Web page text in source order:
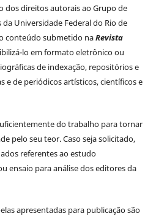
dos direitos autorais ao Grupo de
da Universidade Federal do Rio de
conteúdo submetido naRevista
lo em formato eletrônico ou
de indexação, repositórios e
e de periódicos artísticos, científicos e
do trabalho para tornar
pelo seu teor. Caso seja solicitado,
referentes ao estudo
ensaio para análise dos editores da
apresentadas para publicação são